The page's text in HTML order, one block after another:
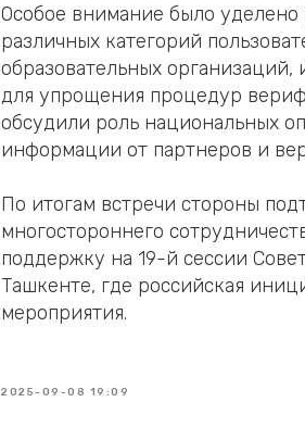
Особое внимание было
различных категорий
образовательных
для упрощения процедур
обсудили роль национальных
информации от партнеров и
По итогам встречи стороны
многостороннего
поддержку на 19-й сессии
Ташкенте, где российская
мероприятия.
2025-09-08 19:09